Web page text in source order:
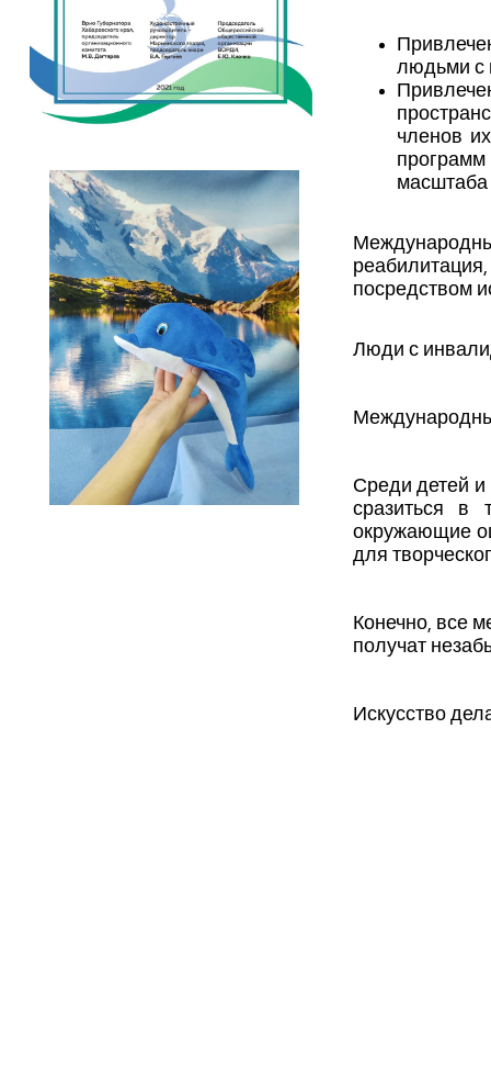
людьми с
членов
масштаба
посредством
Люди с
Среди детей
сразиться в
окружающие
для
Конечно, все
получат
Искусство